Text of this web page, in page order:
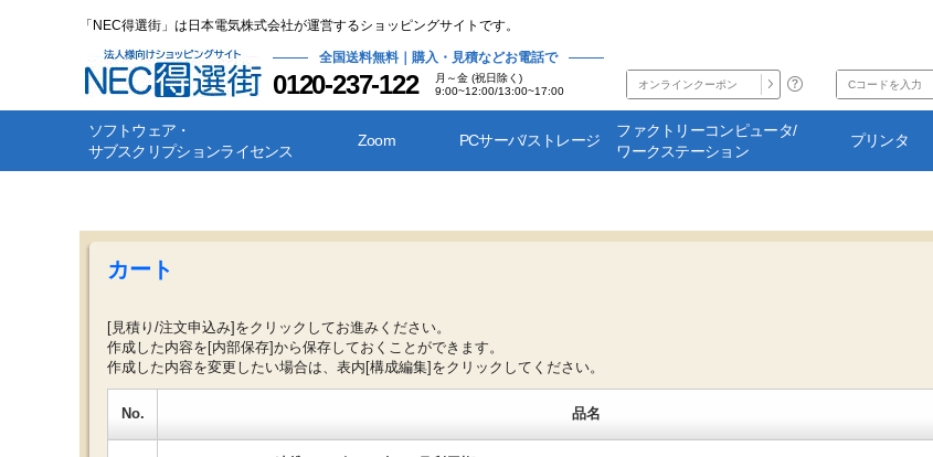
「NEC得選街」は日本電気株式会社が運営するショッピングサイトです。
全国送料無料｜購入・見積などお電話で
0120-237-122
月～金 (祝日除く)
9:00~12:00/13:00~17:00
ソフトウェア・
サブスクリプションライセンス
Zoom PCサーバ/ストレージ
ファクトリーコンピュータ/
ワークステーション
プリンタ